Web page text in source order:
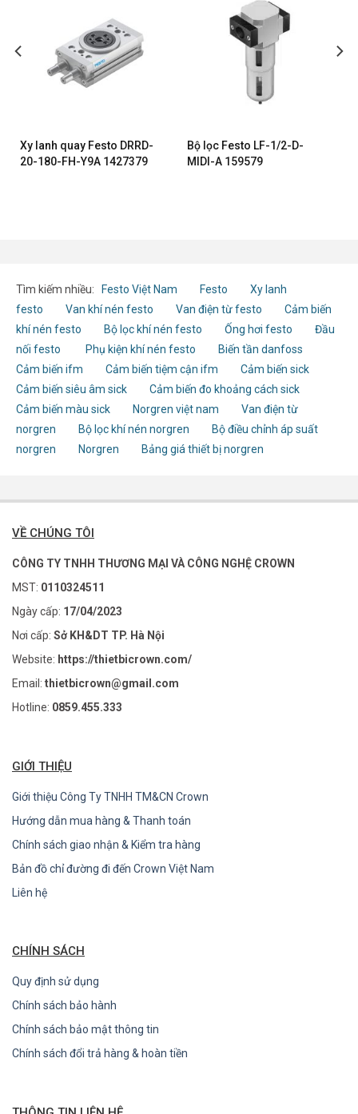
Xy lanh quay Festo DRRD-
20-180-FH-Y9A 1427379
Bộ lọc Festo LF-1/2-D-
MIDI-A 159579
Tìm kiếm nhiều: Festo Việt Nam Festo
Xy lanh
festo
Van khí nén festo Van điện từ festo
Cảm biến
khí nén festo
Bộ lọc khí nén festo Ống hơi festo
Đầu
nối festo
Phụ kiện khí nén festo
Biến tần danfoss
Cảm biến ifm
Cảm biến tiệm cận ifm
Cảm biến sick
Cảm biến siêu âm sick
Cảm biến đo khoảng cách sick
Cảm biến màu sick
Norgren việt nam
Van điện từ
norgren
Bộ lọc khí nén norgren
Bộ điều chỉnh áp suất
norgren
Norgren Bảng giá thiết bị norgren
VỀ CHÚNG TÔI
CÔNG TY TNHH THƯƠNG MẠI VÀ CÔNG NGHỆ CROWN
MST: 0110324511
Ngày cấp: 17/04/2023
Nơi cấp: Sở KH&DT TP. Hà Nội
Website: https://thietbicrown.com/
Email: thietbicrown@gmail.com
Hotline: 0859.455.333
GIỚI THIỆU
Giới thiệu Công Ty TNHH TM&CN Crown
Hướng dẫn mua hàng & Thanh toán
Chính sách giao nhận & Kiểm tra hàng
Bản đồ chỉ đường đi đến Crown Việt Nam
Liên hệ
CHÍNH SÁCH
Quy định sử dụng
Chính sách bảo hành
Chính sách bảo mật thông tin
Chính sách đổi trả hàng & hoàn tiền